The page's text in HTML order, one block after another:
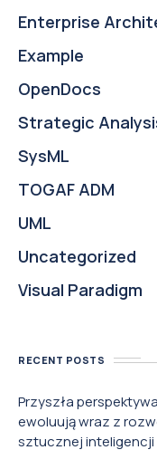
Enterprise
Example
OpenDocs
Strategic
SysML
TOGAF ADM
UML
Uncategorized
Visual Paradigm
RECENT POSTS
Przyszła
ewoluują wraz z
sztucznej inteligencji